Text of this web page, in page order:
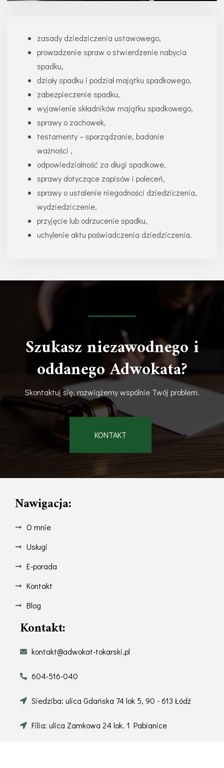
zasady dziedziczenia ustawowego,
prowadzenie spraw o stwierdzenie nabycia
spadku,
działy spadku i podział majątku spadkowego,
zabezpieczenie spadku,
wyjawienie składników majątku spadkowego,
sprawy o zachowek,
testamenty – sporządzanie, badanie
ważności ,
odpowiedzialność za długi spadkowe,
sprawy dotyczące zapisów i poleceń,
sprawy o ustalenie niegodności dziedziczenia,
wydziedziczenie,
przyjęcie lub odrzucenie spadku,
uchylenie aktu poświadczenia dziedziczenia.
Szukasz niezawodnego i
oddanego Adwokata?
Skontaktuj się, rozwiążemy wspólnie Twój problem.
KONTAKT
Nawigacja:
O mnie
Usługi
E-porada
Kontakt
Blog
Kontakt:
kontakt@adwokat-tokarski.pl
604-516-040
Siedziba: ulica Gdańska 74 lok 5, 90 - 613 Łódź
Filia: ulica Zamkowa 24 lok. 1 Pabianice